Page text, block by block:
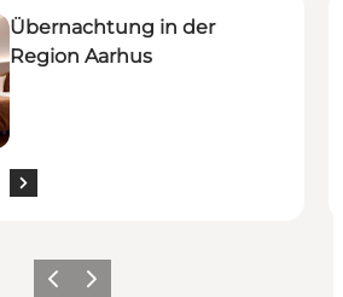
Übernachtung in der
Region Aarhus
ZurückWeiter